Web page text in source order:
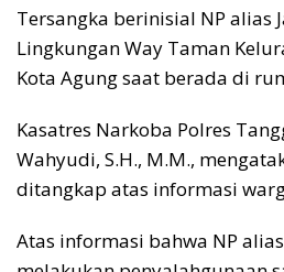
Tersangka berinisial NP alias
Lingkungan Way Taman
Kota Agung saat berada di
Kasatres Narkoba Polres
Wahyudi, S.H., M.M.,
ditangkap atas informasi
Atas informasi bahwa NP